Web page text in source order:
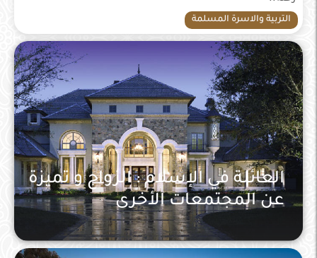
التربية والاسرة المسلمة
التربية والاسرة المسلمة
العائلة في الإسلام : الزواج و تميزة
عن المجتمعات الأخرى